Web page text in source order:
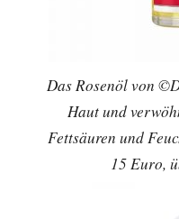
Das Rosenöl von
Haut und
Fettsäuren und
15 Euro,